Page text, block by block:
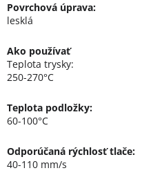
Povrchová úprava:
lesklá
Ako používať
Teplota trysky:
250-270°C
Teplota podložky:
60-100°C
Odporúčaná rýchlosť tlače:
40-110 mm/s